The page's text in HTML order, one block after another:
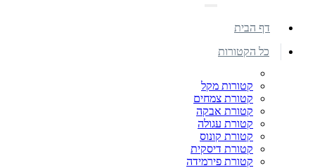
דף הבית
כל הקטורות
קטורות מקל
קטורת צמחים
קטורת אבקה
קטורת עגולה
קטורת קונוס
קטורת דיסקית
קטורת פירמידה